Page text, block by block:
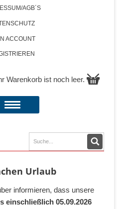
AGB´S
ACCOUNT
Warenkorb ist noch leer.
Urlaub
informieren, dass unsere
einschließlich 05.09.2026